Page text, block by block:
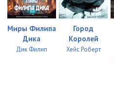
041
042
043
Миры Филипа
Дика
Дик Филип
Город
Королей
Хейс Роберт